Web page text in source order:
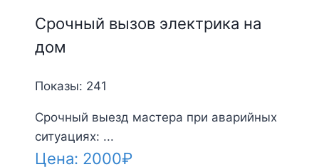
Срочный вызов электрика на
дом
Показы: 241
Срочный выезд мастера при аварийных
ситуациях: ...
Цена: 2000₽